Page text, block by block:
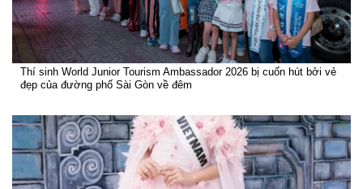
Thí sinh World Junior Tourism Ambassador 2026 bị cuốn hút bởi vẻ
đẹp của đường phố Sài Gòn về đêm